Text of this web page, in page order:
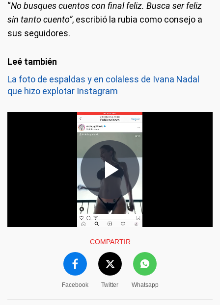
“No busques cuentos con final feliz. Busca ser feliz
sin tanto cuento”, escribió la rubia como consejo a
sus seguidores.
La foto de espaldas y en colaless de Ivana Nadal
que hizo explotar Instagram
COMPARTIR
Facebook Twitter Whatsapp